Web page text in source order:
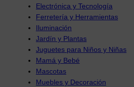
Electrónica y Tecnología
Ferretería y Herramientas
Iluminación
Jardín y Plantas
Juguetes para Niños y Niñas
Mamá y Bebé
Mascotas
Muebles y Decoración